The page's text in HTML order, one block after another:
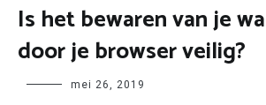
Is het bewaren van je
door je browser veilig?
Author mei 26, 2019